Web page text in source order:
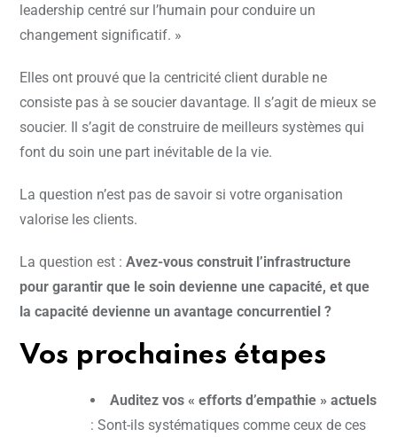
leadership centré sur l’humain pour conduire un
changement significatif. »
Elles ont prouvé que la centricité client durable ne
consiste pas à se soucier davantage. Il s’agit de mieux se
soucier. Il s’agit de construire de meilleurs systèmes qui
font du soin une part inévitable de la vie.
La question n’est pas de savoir si votre organisation
valorise les clients.
La question est : Avez-vous construit l’infrastructure
pour garantir que le soin devienne une capacité, et que
la capacité devienne un avantage concurrentiel ?
Vos prochaines étapes
Auditez vos « efforts d’empathie » actuels
: Sont-ils systématiques comme ceux de ces